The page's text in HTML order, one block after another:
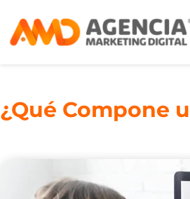
¿Qué Compone